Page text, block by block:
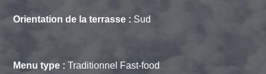
Orientation de la terrasse : Sud
Menu type : Traditionnel Fast-food